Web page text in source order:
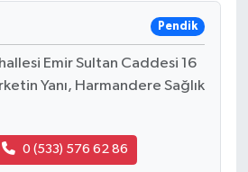
Pendik
Emir Sultan Caddesi 16
Yanı, Harmandere Sağlık
0 (533) 576 62 86